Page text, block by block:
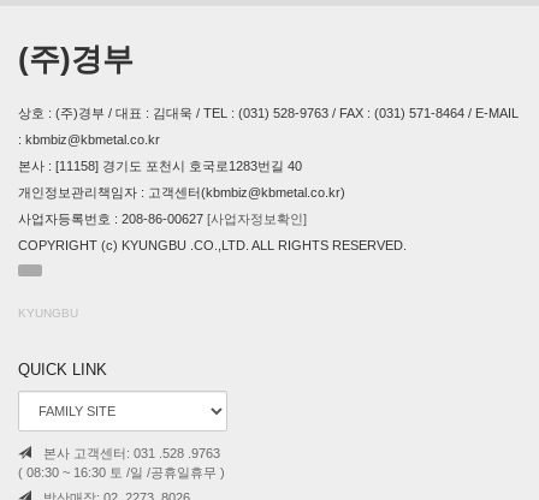
(주)경부
상호 : (주)경부 / 대표 : 김대욱 / TEL : (031) 528-9763 / FAX : (031) 571-8464 / E-MAIL
: kbmbiz@kbmetal.co.kr
본사 : [11158] 경기도 포천시 호국로1283번길 40
개인정보관리책임자 : 고객센터(kbmbiz@kbmetal.co.kr)
사업자등록번호 : 208-86-00627 [사업자정보확인]
COPYRIGHT (c) KYUNGBU .CO.,LTD. ALL RIGHTS RESERVED.
KYUNGBU
QUICK LINK
본사 고객센터: 031 .528 .9763
( 08:30 ~ 16:30 토 /일 /공휴일휴무 )